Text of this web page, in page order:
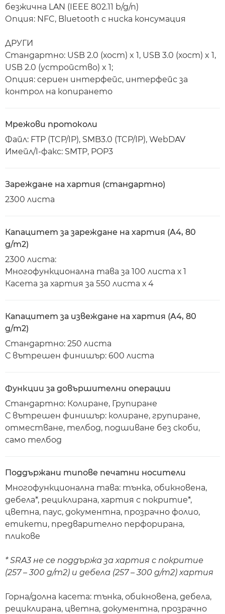
безжична LAN (IEEE 802.11 b/g/n)
Опция: NFC, Bluetooth с ниска консумация
ДРУГИ
Стандартно: USB 2.0 (хост) x 1, USB 3.0 (хост) x 1,
USB 2.0 (устройство) x 1;
Опция: сериен интерфейс, интерфейс за
контрол на копирането
Мрежови протоколи
Файл: FTP (TCP/IP), SMB3.0 (TCP/IP), WebDAV
Имейл/I-факс: SMTP, POP3
Зареждане на хартия (стандартно)
2300 листа
Капацитет за зареждане на хартия (A4, 80
g/m2)
2300 листа:
Многофункционална тава за 100 листа х 1
Касета за хартия за 550 листа х 4
Капацитет за извеждане на хартия (A4, 80
g/m2)
Стандартно: 250 листа
С вътрешен финишър: 600 листа
Функции за довършителни операции
Стандартно: Колиране, Групиране
С вътрешен финишър: колиране, групиране,
отместване, телбод, подшиване без скоби,
само телбод
Поддържани типове печатни носители
Многофункционална тава: тънка, обикновена,
дебела*, рециклирана, хартия с покритие*,
цветна, паус, документна, прозрачно фолио,
етикети, предварително перфорирана,
пликове
* SRA3 не се поддържа за хартия с покритие
(257 – 300 g/m2) и дебела (257 – 300 g/m2) хартия
Горна/долна касета: тънка, обикновена, дебела,
рециклирана, цветна, документна, прозрачно